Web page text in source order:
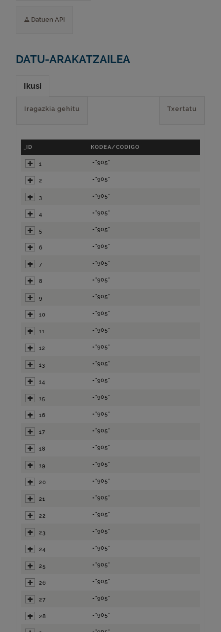
Datuen API
DATU-ARAKATZAILEA
Ikusi
Txertatu
Iragazkia gehitu
_ID KODEA/CODIGO
1 ="905"
2 ="905"
3 ="905"
4 ="905"
5 ="905"
6 ="905"
7 ="905"
8 ="905"
9 ="905"
10 ="905"
11 ="905"
12 ="905"
13 ="905"
14 ="905"
15 ="905"
16 ="905"
17 ="905"
18 ="905"
19 ="905"
20 ="905"
21 ="905"
22 ="905"
23 ="905"
24 ="905"
25 ="905"
26 ="905"
27 ="905"
28 ="905"